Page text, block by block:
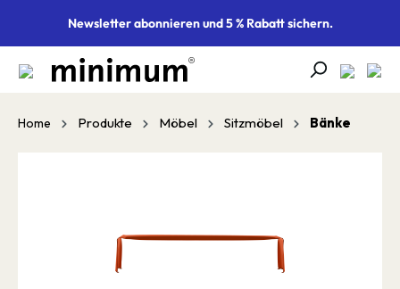
springenNewsletter abonnieren und 5 % Rabatt sichern.
Home Produkte Möbel Sitzmöbel Bänke